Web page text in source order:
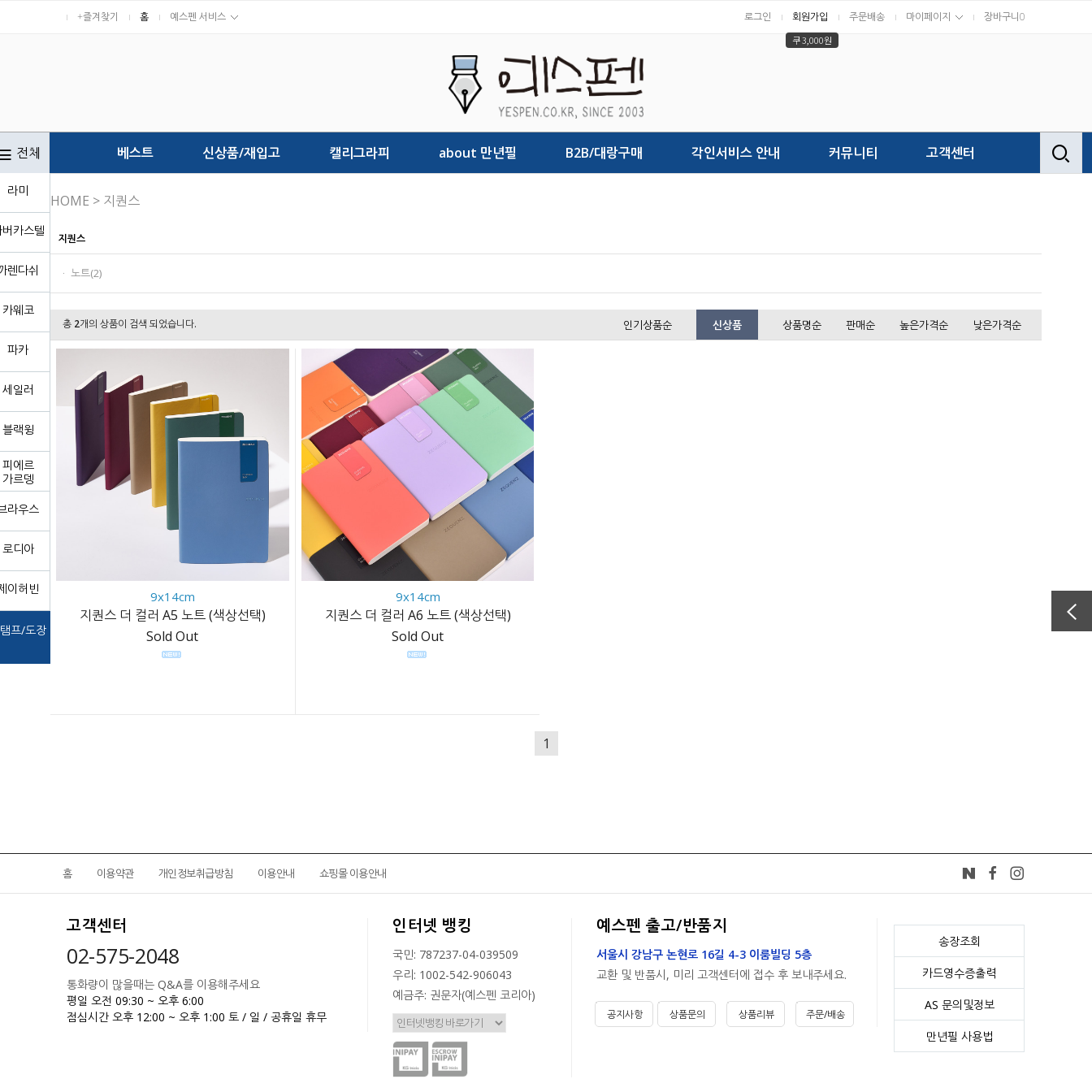
+즐겨찾기 홈 예스펜 서비스 로그인 회원가입
쿠 3,000원
주문배송 마이페이지 장바구니0
전체
라미
카스텔
렌다쉬
카웨코
파카
세일러
블랙윙
피에르
가르뎅
라우스
로디아
이허빈
프/도장
베스트 신상품/재입고 캘리그라피 about 만년필 B2B/대랑구매 각인서비스 안내 커뮤니티 고객센터
HOME > 지퀀스
지퀀스
ㆍ 노트(2)
총 2개의 상품이 검색 되었습니다. 인기상품순 신상품 상품명순 판매순 높은가격순 낮은가격순
9x14cm
지퀀스 더 컬러 A5 노트 (색상선택)
Sold Out
9x14cm
지퀀스 더 컬러 A6 노트 (색상선택)
Sold Out
1
홈 이용약관 개인정보취급방침 이용안내 쇼핑몰 이용안내
고객센터
02-575-2048
통화량이 많을때는 Q&A를 이용해주세요
평일 오전 09:30 ~ 오후 6:00
점심시간 오후 12:00 ~ 오후 1:00 토 / 일 / 공휴일 휴무
인터넷 뱅킹
국민: 787237-04-039509
우리: 1002-542-906043
예금주: 권문자(예스펜 코리아)
예스펜 출고/반품지
서울시 강남구 논현로 16길 4-3 이룸빌딩 5층
교환 및 반품시, 미리 고객센터에 접수 후 보내주세요.
공지사항 상품문의 상품리뷰 주문/배송
송장조회
카드영수증출력
AS 문의및정보
만년필 사용법